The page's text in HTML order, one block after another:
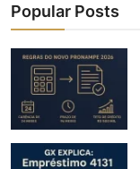
Popular Posts